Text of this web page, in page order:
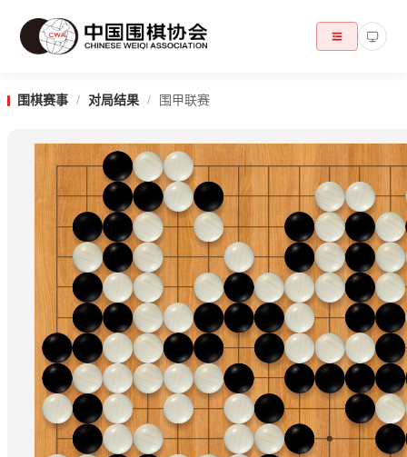
围棋赛事 / 对局结果 / 围甲联赛